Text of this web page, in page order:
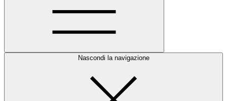
Nascondi la navigazione